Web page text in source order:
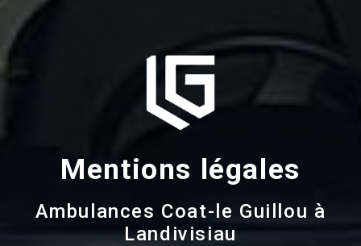
Mentions légales
Ambulances Coat-le Guillou à
Landivisiau